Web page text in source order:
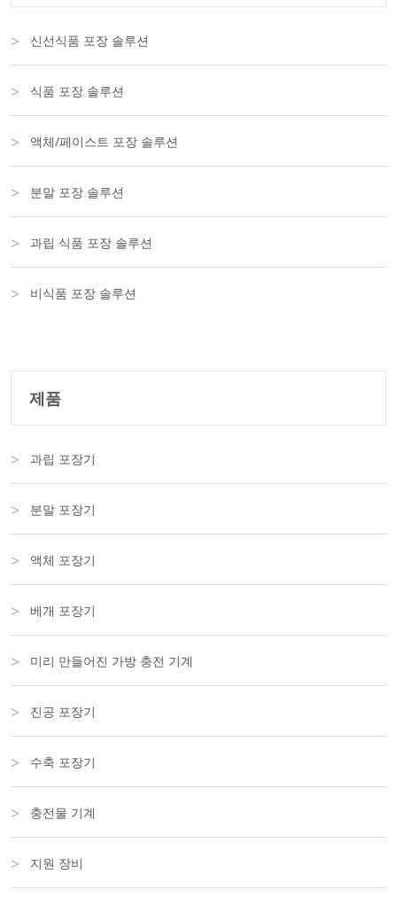
신선식품 포장 솔루션
식품 포장 솔루션
액체/페이스트 포장 솔루션
분말 포장 솔루션
과립 식품 포장 솔루션
비식품 포장 솔루션
제품
과립 포장기
분말 포장기
액체 포장기
베개 포장기
미리 만들어진 가방 충전 기계
진공 포장기
수축 포장기
충전물 기계
지원 장비